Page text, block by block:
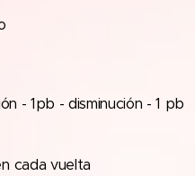
- 1pb - disminución - 1 pb
cada vuelta